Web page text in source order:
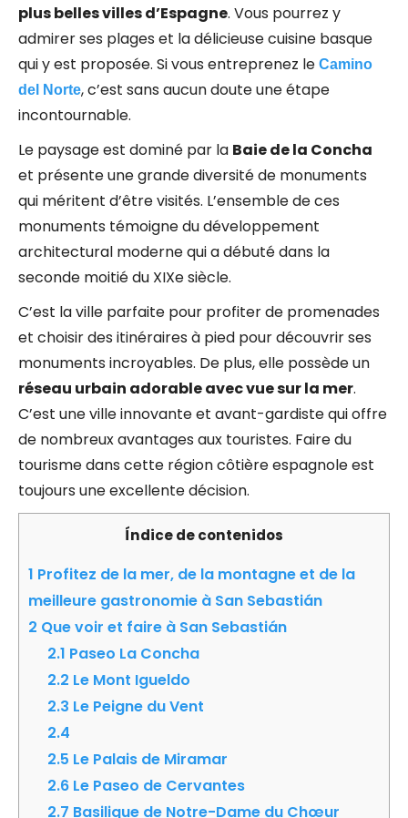
plus belles villes d’Espagne. Vous pourrez y
admirer ses plages et la délicieuse cuisine basque
qui y est proposée. Si vous entreprenez le Camino
del Norte, c’est sans aucun doute une étape
incontournable.
Le paysage est dominé par la Baie de la Concha
et présente une grande diversité de monuments
qui méritent d’être visités. L’ensemble de ces
monuments témoigne du développement
architectural moderne qui a débuté dans la
seconde moitié du XIXe siècle.
C’est la ville parfaite pour profiter de promenades
et choisir des itinéraires à pied pour découvrir ses
monuments incroyables. De plus, elle possède un
réseau urbain adorable avec vue sur la mer.
C’est une ville innovante et avant-gardiste qui offre
de nombreux avantages aux touristes. Faire du
tourisme dans cette région côtière espagnole est
toujours une excellente décision.
Índice de contenidos
1 Profitez de la mer, de la montagne et de la
meilleure gastronomie à San Sebastián
2 Que voir et faire à San Sebastián
2.1 Paseo La Concha
2.2 Le Mont Igueldo
2.3 Le Peigne du Vent
2.4
2.5 Le Palais de Miramar
2.6Le Paseo de Cervantes
2.7 Basilique de Notre-Dame du Chœur